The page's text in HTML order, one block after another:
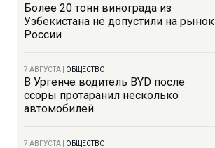
Более 20 тонн винограда из
Узбекистана не допустили на рынок
России
7 АВГУСТА ОБЩЕСТВО
В Ургенче водитель BYD после
ссоры протаранил несколько
автомобилей
7 АВГУСТА ОБЩЕСТВО